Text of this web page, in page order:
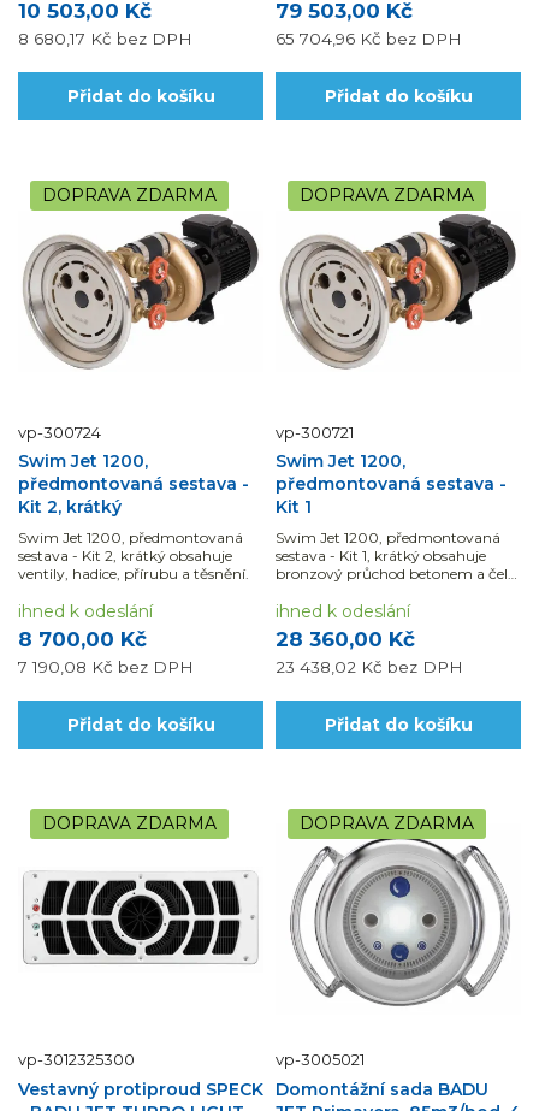
10 503,00 Kč
8 680,17 Kč bez DPH
Přidat do košíku
79 503,00 Kč
65 704,96 Kč bez DPH
Přidat do košíku
DOPRAVA ZDARMA
vp-300724
Swim Jet 1200,
předmontovaná sestava -
Kit 2, krátký
Swim Jet 1200, předmontovaná
sestava - Kit 2, krátký obsahuje
ventily, hadice, přírubu a těsnění.
8 700,00 Kč
7 190,08 Kč bez DPH
ihned k odeslání
Přidat do košíku
DOPRAVA ZDARMA
vp-300721
Swim Jet 1200,
předmontovaná sestava -
Kit 1
Swim Jet 1200, předmontovaná
sestava - Kit 1, krátký obsahuje
bronzový průchod betonem a čelo
28 360,00 Kč
23 438,02 Kč bez DPH
ihned k odeslání
Přidat do košíku
DOPRAVA ZDARMA
vp-3012325300
Vestavný protiproud SPECK
DOPRAVA ZDARMA
vp-3005021
Domontážní sada BADU